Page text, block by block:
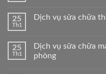
25
Th1
Dịch vụ sửa chữa
25
Th1
Dịch vụ sữa chữa
phòng